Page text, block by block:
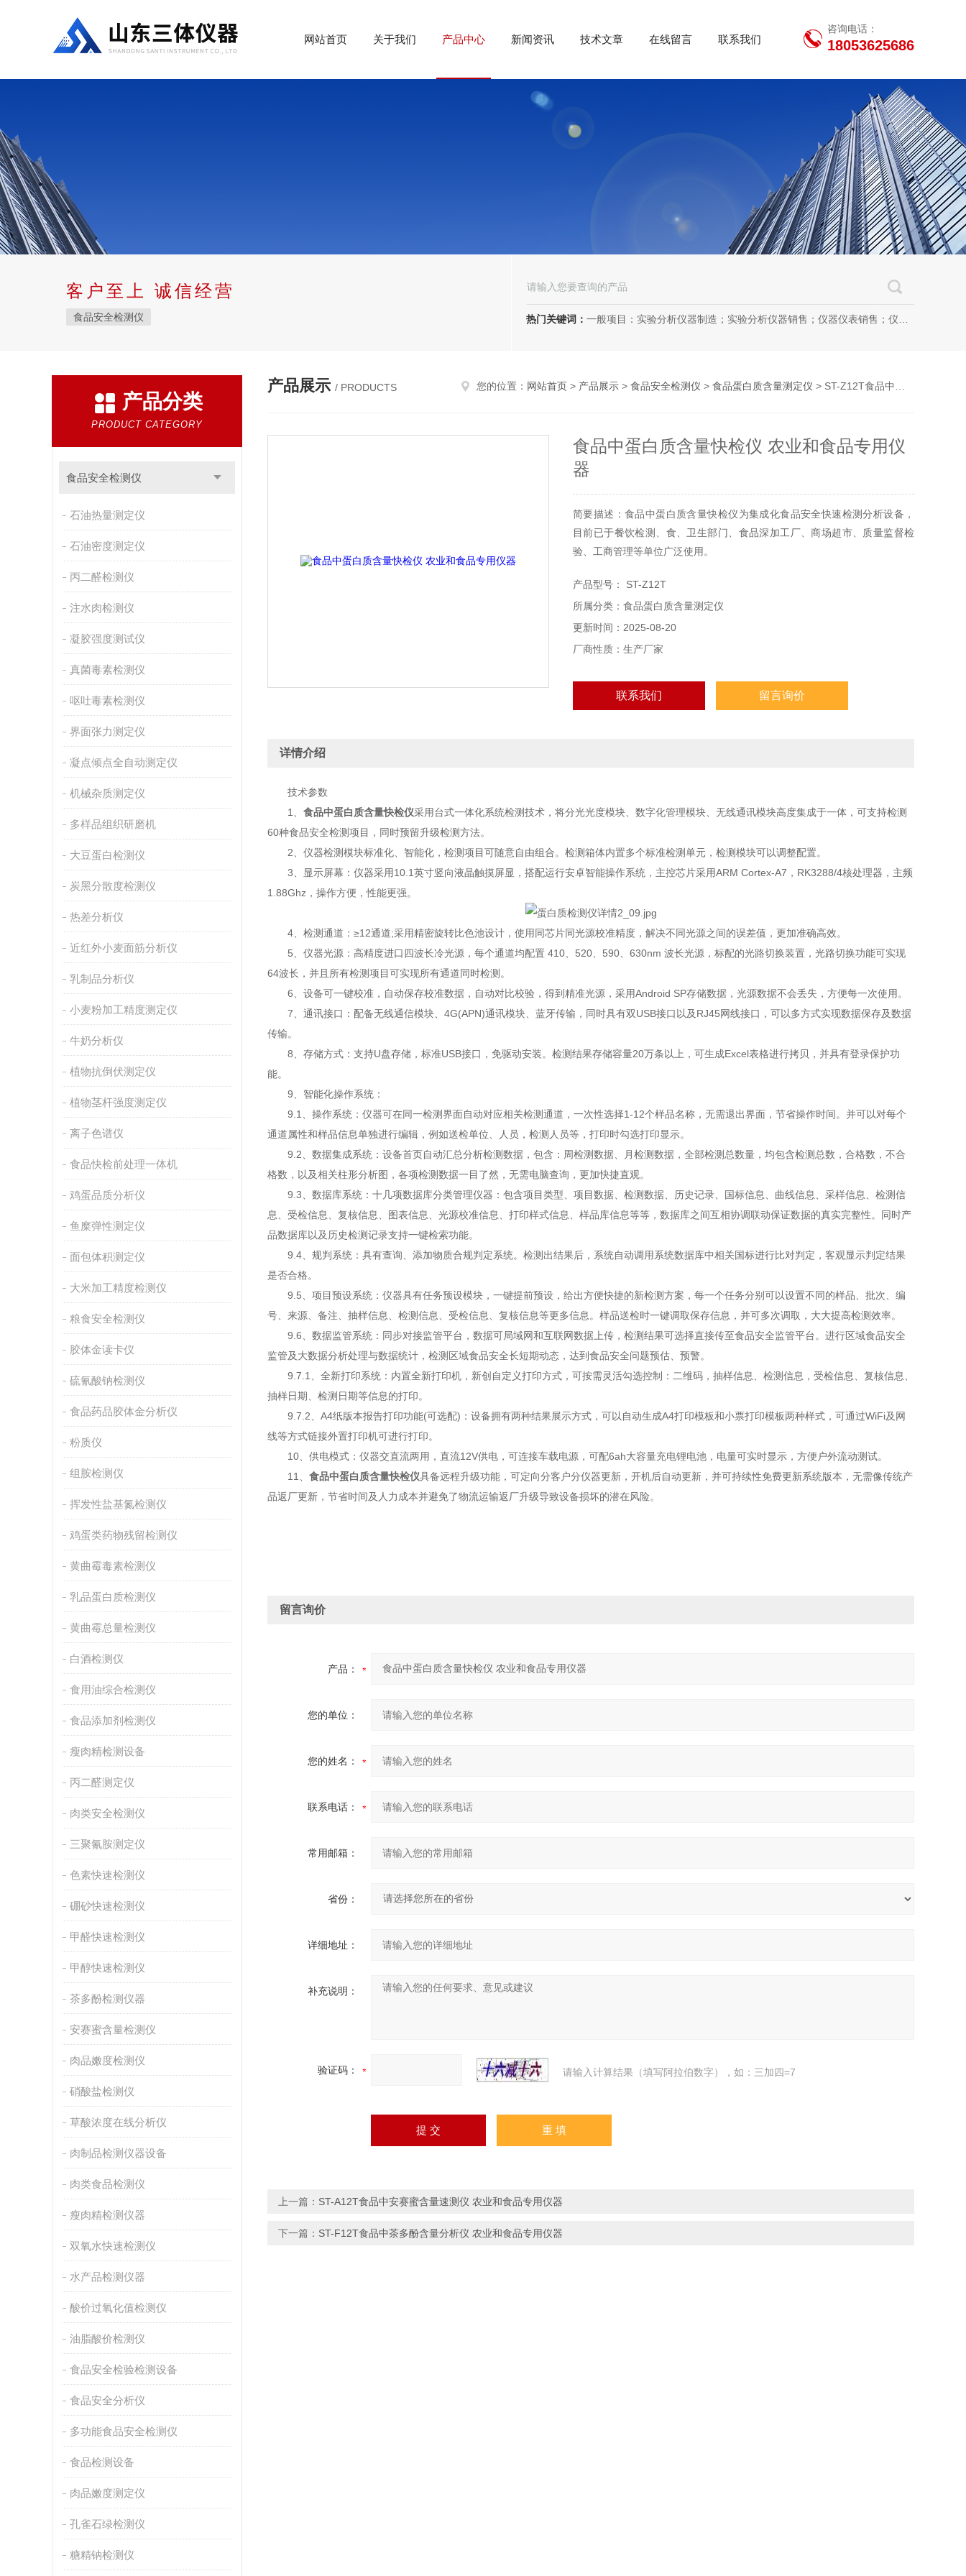
网站首页 关于我们 产品中心 新闻资讯 技术文章 在线留言 联系我们
咨询电话：
18053625686
客户至上 诚信经营
食品安全检测仪 热门关键词： 一般项目：实验分析仪器制造；实验分析仪器销售；仪器仪表销售；仪器仪表制造；电子测量仪器销售；电子测量仪器制造；电子产品销售；环境保护专用设备制造；环境保护专用设备销售；办公设备销售；办公设备耗材制造；专用设备修理；信息安全设备制造；信息安全设备销售；物联网设备制造；通信设备制造；电子（气）物理设备及其他电子设备制造；技术服务、技术开发、技术咨询、技术交流、技术转让、技术推广；软件开发；光污染治理服务；工程管理服务；电子专用设备制造；教学用模型及教具制造；教学用模型及教具销售；金属材料销售；通讯设备销售；通讯设备修理；五金产品制造；五金产品批发；五金产品零售；五金产品研发；信息咨询服务（不含许可类信息咨询服务）；信息技术咨询服务；物联网设备销售（除依法须经批准的项目外，凭营业执照依法自主开展经营活动）许可项目：房屋建筑和市政基础设施项目工程总承包；互联网平台（依法须经批准的项目，经相关部门批准后方可开展经营活动，具体经营项目以审批结果为准）
产品分类
PRODUCT CATEGORY
食品安全检测仪
石油热量测定仪
石油密度测定仪
丙二醛检测仪
注水肉检测仪
凝胶强度测试仪
真菌毒素检测仪
呕吐毒素检测仪
界面张力测定仪
凝点倾点全自动测定仪
机械杂质测定仪
多样品组织研磨机
大豆蛋白检测仪
炭黑分散度检测仪
热差分析仪
近红外小麦面筋分析仪
乳制品分析仪
小麦粉加工精度测定仪
牛奶分析仪
植物抗倒伏测定仪
植物茎杆强度测定仪
离子色谱仪
食品快检前处理一体机
鸡蛋品质分析仪
鱼糜弹性测定仪
面包体积测定仪
大米加工精度检测仪
粮食安全检测仪
胶体金读卡仪
硫氰酸钠检测仪
食品药品胶体金分析仪
粉质仪
组胺检测仪
挥发性盐基氮检测仪
鸡蛋类药物残留检测仪
黄曲霉毒素检测仪
乳品蛋白质检测仪
黄曲霉总量检测仪
白酒检测仪
食用油综合检测仪
食品添加剂检测仪
瘦肉精检测设备
丙二醛测定仪
肉类安全检测仪
三聚氰胺测定仪
色素快速检测仪
硼砂快速检测仪
甲醛快速检测仪
甲醇快速检测仪
茶多酚检测仪器
安赛蜜含量检测仪
肉品嫩度检测仪
硝酸盐检测仪
草酸浓度在线分析仪
肉制品检测仪器设备
肉类食品检测仪
瘦肉精检测仪器
双氧水快速检测仪
水产品检测仪器
酸价过氧化值检测仪
油脂酸价检测仪
食品安全检验检测设备
食品安全分析仪
多功能食品安全检测仪
食品检测设备
肉品嫩度测定仪
孔雀石绿检测仪
糖精钠检测仪
产品展示 / PRODUCTS 您的位置： 网站首页 > 产品展示 > 食品安全检测仪 > 食品蛋白质含量测定仪 > ST-Z12T食品中蛋白质含量快检仪 农业和食品专用仪器
食品中蛋白质含量快检仪 农业和食品专用仪
器
简要描述：食品中蛋白质含量快检仪为集成化食品安全快速检测分析设备，
目前已于餐饮检测、食、卫生部门、食品深加工厂、商场超市、质量监督检
验、工商管理等单位广泛使用。
产品型号： ST-Z12T
所属分类：食品蛋白质含量测定仪
更新时间：2025-08-20
厂商性质：生产厂家
联系我们 留言询价
详情介绍
技术参数
1、 食品中蛋白质含量快检仪采用台式一体化系统检测技术，将分光光度模块、数字化管理模块、无线通讯模块高度集成于一体，可支持检测
60种食品安全检测项目，同时预留升级检测方法。
2、仪器检测模块标准化、智能化，检测项目可随意自由组合。检测箱体内置多个标准检测单元，检测模块可以调整配置。
3、显示屏幕：仪器采用10.1英寸竖向液晶触摸屏显，搭配运行安卓智能操作系统，主控芯片采用ARM Cortex-A7，RK3288/4核处理器，主频
1.88Ghz，操作方便，性能更强。
4、检测通道：≥12通道;采用精密旋转比色池设计，使用同芯片同光源校准精度，解决不同光源之间的误差值，更加准确高效。
5、仪器光源：高精度进口四波长冷光源，每个通道均配置 410、520、590、630nm 波长光源，标配的光路切换装置，光路切换功能可实现
64波长，并且所有检测项目可实现所有通道同时检测。
6、设备可一键校准，自动保存校准数据，自动对比校验，得到精准光源，采用Android SP存储数据，光源数据不会丢失，方便每一次使用。
7、通讯接口：配备无线通信模块、4G(APN)通讯模块、蓝牙传输，同时具有双USB接口以及RJ45网线接口，可以多方式实现数据保存及数据
传输。
8、存储方式：支持U盘存储，标准USB接口，免驱动安装。检测结果存储容量20万条以上，可生成Excel表格进行拷贝，并具有登录保护功
能。
9、智能化操作系统：
9.1、操作系统：仪器可在同一检测界面自动对应相关检测通道，一次性选择1-12个样品名称，无需退出界面，节省操作时间。并可以对每个
通道属性和样品信息单独进行编辑，例如送检单位、人员，检测人员等，打印时勾选打印显示。
9.2、数据集成系统：设备首页自动汇总分析检测数据，包含：周检测数据、月检测数据，全部检测总数量，均包含检测总数，合格数，不合
格数，以及相关柱形分析图，各项检测数据一目了然，无需电脑查询，更加快捷直观。
9.3、数据库系统：十几项数据库分类管理仪器：包含项目类型、项目数据、检测数据、历史记录、国标信息、曲线信息、采样信息、检测信
息、受检信息、复核信息、图表信息、光源校准信息、打印样式信息、样品库信息等等，数据库之间互相协调联动保证数据的真实完整性。同时产
品数据库以及历史检测记录支持一键检索功能。
9.4、规判系统：具有查询、添加物质合规判定系统。检测出结果后，系统自动调用系统数据库中相关国标进行比对判定，客观显示判定结果
是否合格。
9.5、项目预设系统：仪器具有任务预设模块，一键提前预设，给出方便快捷的新检测方案，每一个任务分别可以设置不同的样品、批次、编
号、来源、备注、抽样信息、检测信息、受检信息、复核信息等更多信息。样品送检时一键调取保存信息，并可多次调取，大大提高检测效率。
9.6、数据监管系统：同步对接监管平台，数据可局域网和互联网数据上传，检测结果可选择直接传至食品安全监管平台。进行区域食品安全
监管及大数据分析处理与数据统计，检测区域食品安全长短期动态，达到食品安全问题预估、预警。
9.7.1、全新打印系统：内置全新打印机，新创自定义打印方式，可按需灵活勾选控制：二维码，抽样信息、检测信息，受检信息、复核信息、
抽样日期、检测日期等信息的打印。
9.7.2、A4纸版本报告打印功能(可选配)：设备拥有两种结果展示方式，可以自动生成A4打印模板和小票打印模板两种样式，可通过WiFi及网
线等方式链接外置打印机可进行打印。
10、供电模式：仪器交直流两用，直流12V供电，可连接车载电源，可配6ah大容量充电锂电池，电量可实时显示，方便户外流动测试。
11、 食品中蛋白质含量快检仪具备远程升级功能，可定向分客户分仪器更新，开机后自动更新，并可持续性免费更新系统版本，无需像传统产
品返厂更新，节省时间及人力成本并避免了物流运输返厂升级导致设备损坏的潜在风险。
留言询价
产品：
您的单位：
您的姓名：
联系电话：
常用邮箱：
省份：
详细地址：
补充说明：
验证码： 请输入计算结果（填写阿拉伯数字），如：三加四=7
上一篇： ST-A12T食品中安赛蜜含量速测仪 农业和食品专用仪器
下一篇： ST-F12T食品中茶多酚含量分析仪 农业和食品专用仪器